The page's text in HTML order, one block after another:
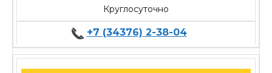
Круглосуточно
+7 (34376) 2-38-04